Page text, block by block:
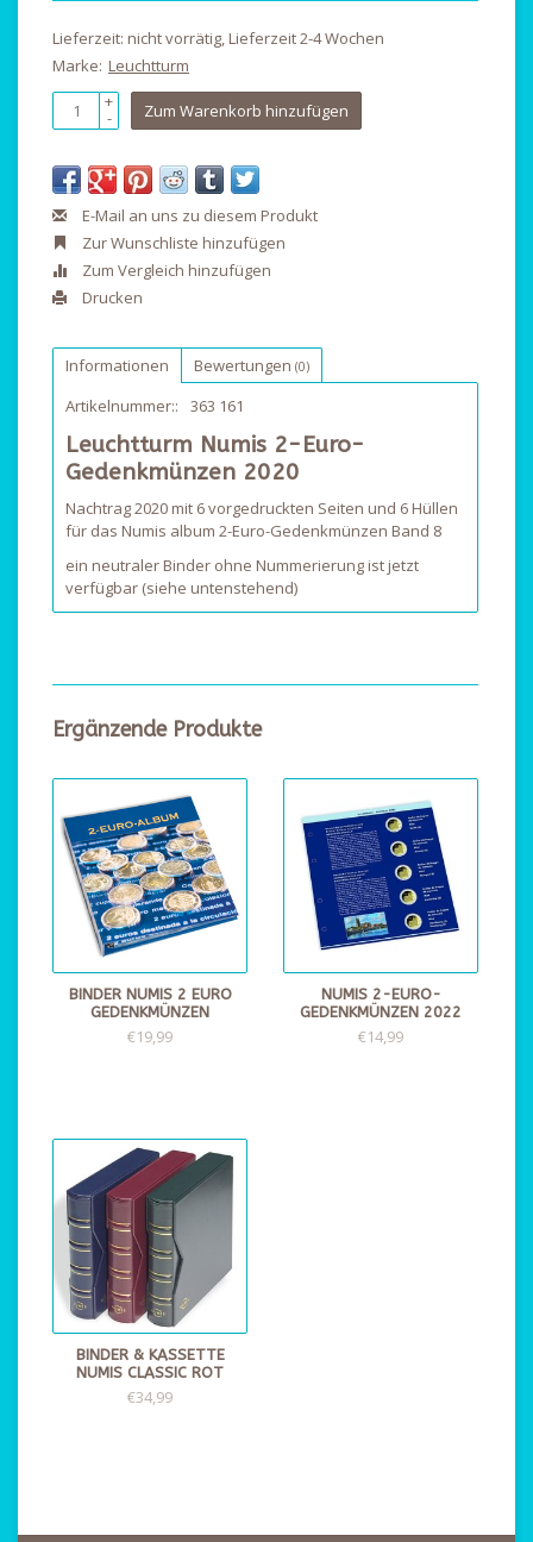
Lieferzeit: nicht vorrätig, Lieferzeit 2-4 Wochen
Marke: Leuchtturm
+
- Zum Warenkorb hinzufügen
E-Mail an uns zu diesem Produkt
Zur Wunschliste hinzufügen
Zum Vergleich hinzufügen
Drucken
Informationen Bewertungen (0)
Artikelnummer:: 363 161
Leuchtturm Numis 2-Euro-
Gedenkmünzen 2020
Nachtrag 2020 mit 6 vorgedruckten Seiten und 6 Hüllen
für das Numis album 2-Euro-Gedenkmünzen Band 8
ein neutraler Binder ohne Nummerierung ist jetzt
verfügbar (siehe untenstehend)
Ergänzende Produkte
BINDER NUMIS 2 EURO
GEDENKMÜNZEN
€19,99
NUMIS 2-EURO-
GEDENKMÜNZEN 2022
€14,99
BINDER & KASSETTE
NUMIS CLASSIC ROT
€34,99